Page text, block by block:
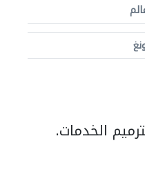
الخدمات.